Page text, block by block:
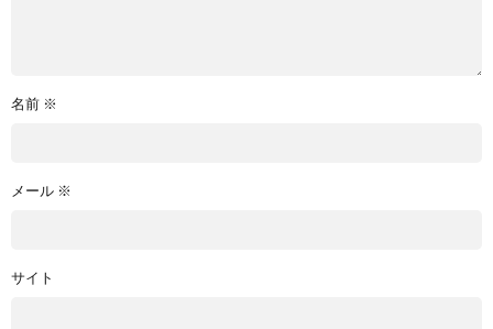
名前 ※
メール ※
サイト